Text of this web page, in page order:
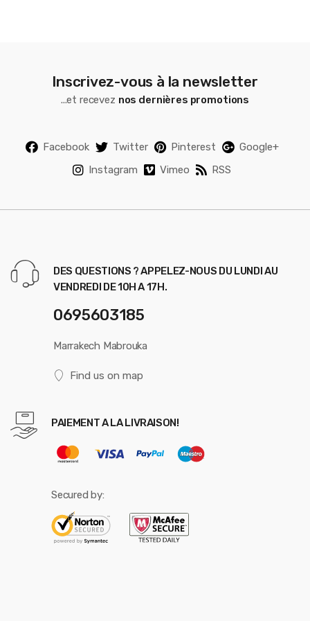
Inscrivez-vous à la newsletter
...et recevez nos dernières promotions
Facebook Twitter Pinterest
Google+
Instagram
Vimeo RSS
DES QUESTIONS ? APPELEZ-NOUS DU LUNDI AU
VENDREDI DE 10H A 17H.
0695603185
Marrakech Mabrouka
Find us on map
PAIEMENT A LA LIVRAISON!
Secured by: